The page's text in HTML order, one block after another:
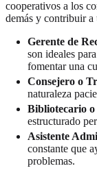
cooperativos a los
demás y contribuir a
Gerente de
son ideales
fomentar una
Consejero o
naturaleza
Bibliotecario
estructurado
Asistente
constante que
problemas.